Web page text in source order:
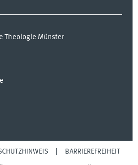
Theologie Münster
BARRIEREFREIHEIT